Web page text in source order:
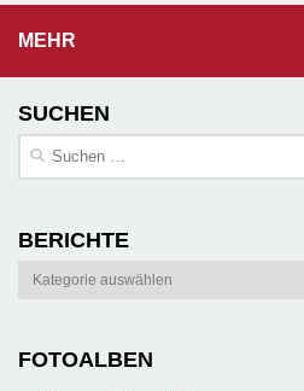
MEHR
SUCHEN
Suchen
BERICHTE
Berichte
FOTOALBEN